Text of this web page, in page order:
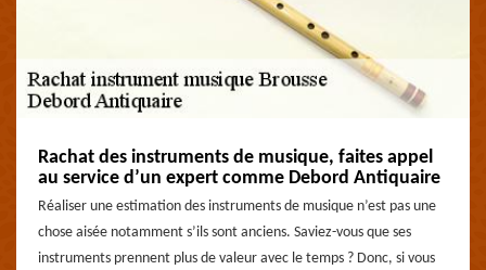
Rachat des instruments de musique, faites appel
au service d’un expert comme Debord Antiquaire
Réaliser une estimation des instruments de musique n’est pas une
chose aisée notamment s’ils sont anciens. Saviez-vous que ses
instruments prennent plus de valeur avec le temps ? Donc, si vous